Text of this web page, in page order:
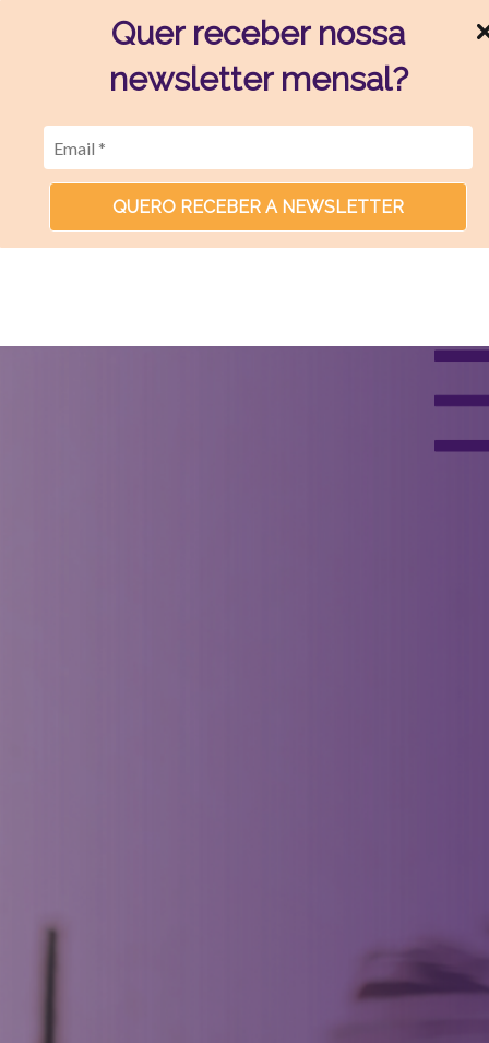
Quer receber nossa
newsletter mensal?
QUERO RECEBER A NEWSLETTER